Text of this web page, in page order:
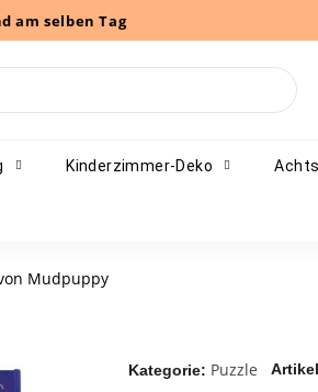
am selben Tag
Kinderzimmer-Deko
Mudpuppy
Kategorie Puzzle